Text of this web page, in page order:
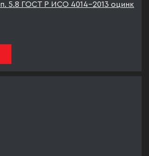
5.8 ГОСТ Р ИСО 4014-2013 оцинк